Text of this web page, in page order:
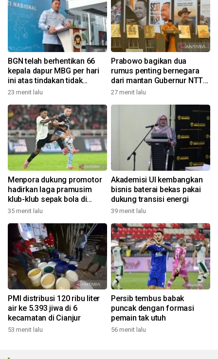
BGN telah berhentikan 66
kepala dapur MBG per hari
ini atas tindakan tidak
disiplin
23 menit lalu
Prabowo bagikan dua
rumus penting bernegara
dari mantan Gubernur NTT
Ben Mboi
27 menit lalu
Menpora dukung promotor
hadirkan laga pramusim
klub-klub sepak bola di
Indonesia
35 menit lalu
Akademisi UI kembangkan
bisnis baterai bekas pakai
dukung transisi energi
39 menit lalu
PMI distribusi 120 ribu liter
air ke 5.393 jiwa di 6
kecamatan di Cianjur
53 menit lalu
Persib tembus babak
puncak dengan formasi
pemain tak utuh
56 menit lalu